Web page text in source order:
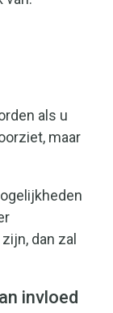
als u
maar
dan zal
invloed